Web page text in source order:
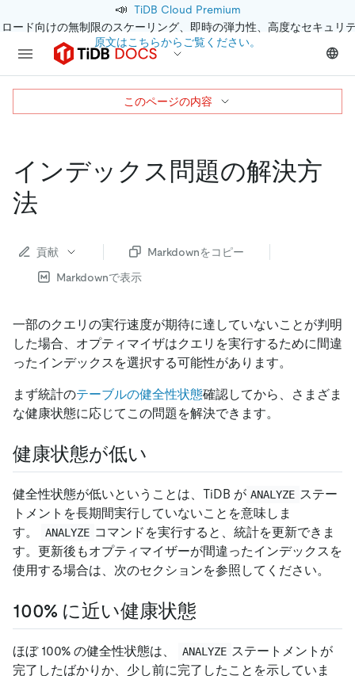
📣 TiDB Cloud Premium
ード向けの無制限のスケーリング、即時の弾力性、高度なセキュリ
原文はこちらからご覧ください。
インデックス問題の解決方
法
貢献
Markdownをコピー
Markdownで表示
一部のクエリの実行速度が期待に達していないことが判明
した場合、オプティマイザはクエリを実行するために間違
ったインデックスを選択する可能性があります。
まず統計のテーブルの健全性状態確認してから、さまざま
な健康状態に応じてこの問題を解決できます。
健康状態が低い
健全性状態が低いということは、TiDB が ANALYZE ステー
トメントを長期間実行していないことを意味しま
す。
ANALYZE コマンドを実行すると、統計を更新できま
す。更新後もオプティマイザーが間違ったインデックスを
使用する場合は、次のセクションを参照してください。
100% に近い健康状態
ほぼ 100% の健全性状態は、 ANALYZE ステートメントが
完了したばかりか、少し前に完了したことを示していま
このページの内容